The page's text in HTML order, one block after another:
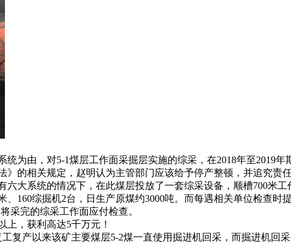
为由，对5-1煤层工作面采掘层实施的综采，在2018年至2019
的相关规定，赵明认为主管部门应该给予停产整顿，并追究责任
大系统的情况下，在此煤层投放了一套综采设备，顺槽700米工
、160综掘机2台，日生产原煤约3000吨。而每遇相关单位检查
采完的综采工作面应付检查。
，获利高达5千万元！
复产以来该矿主要煤层5-2煤一直使用掘进机回采，而掘进机回